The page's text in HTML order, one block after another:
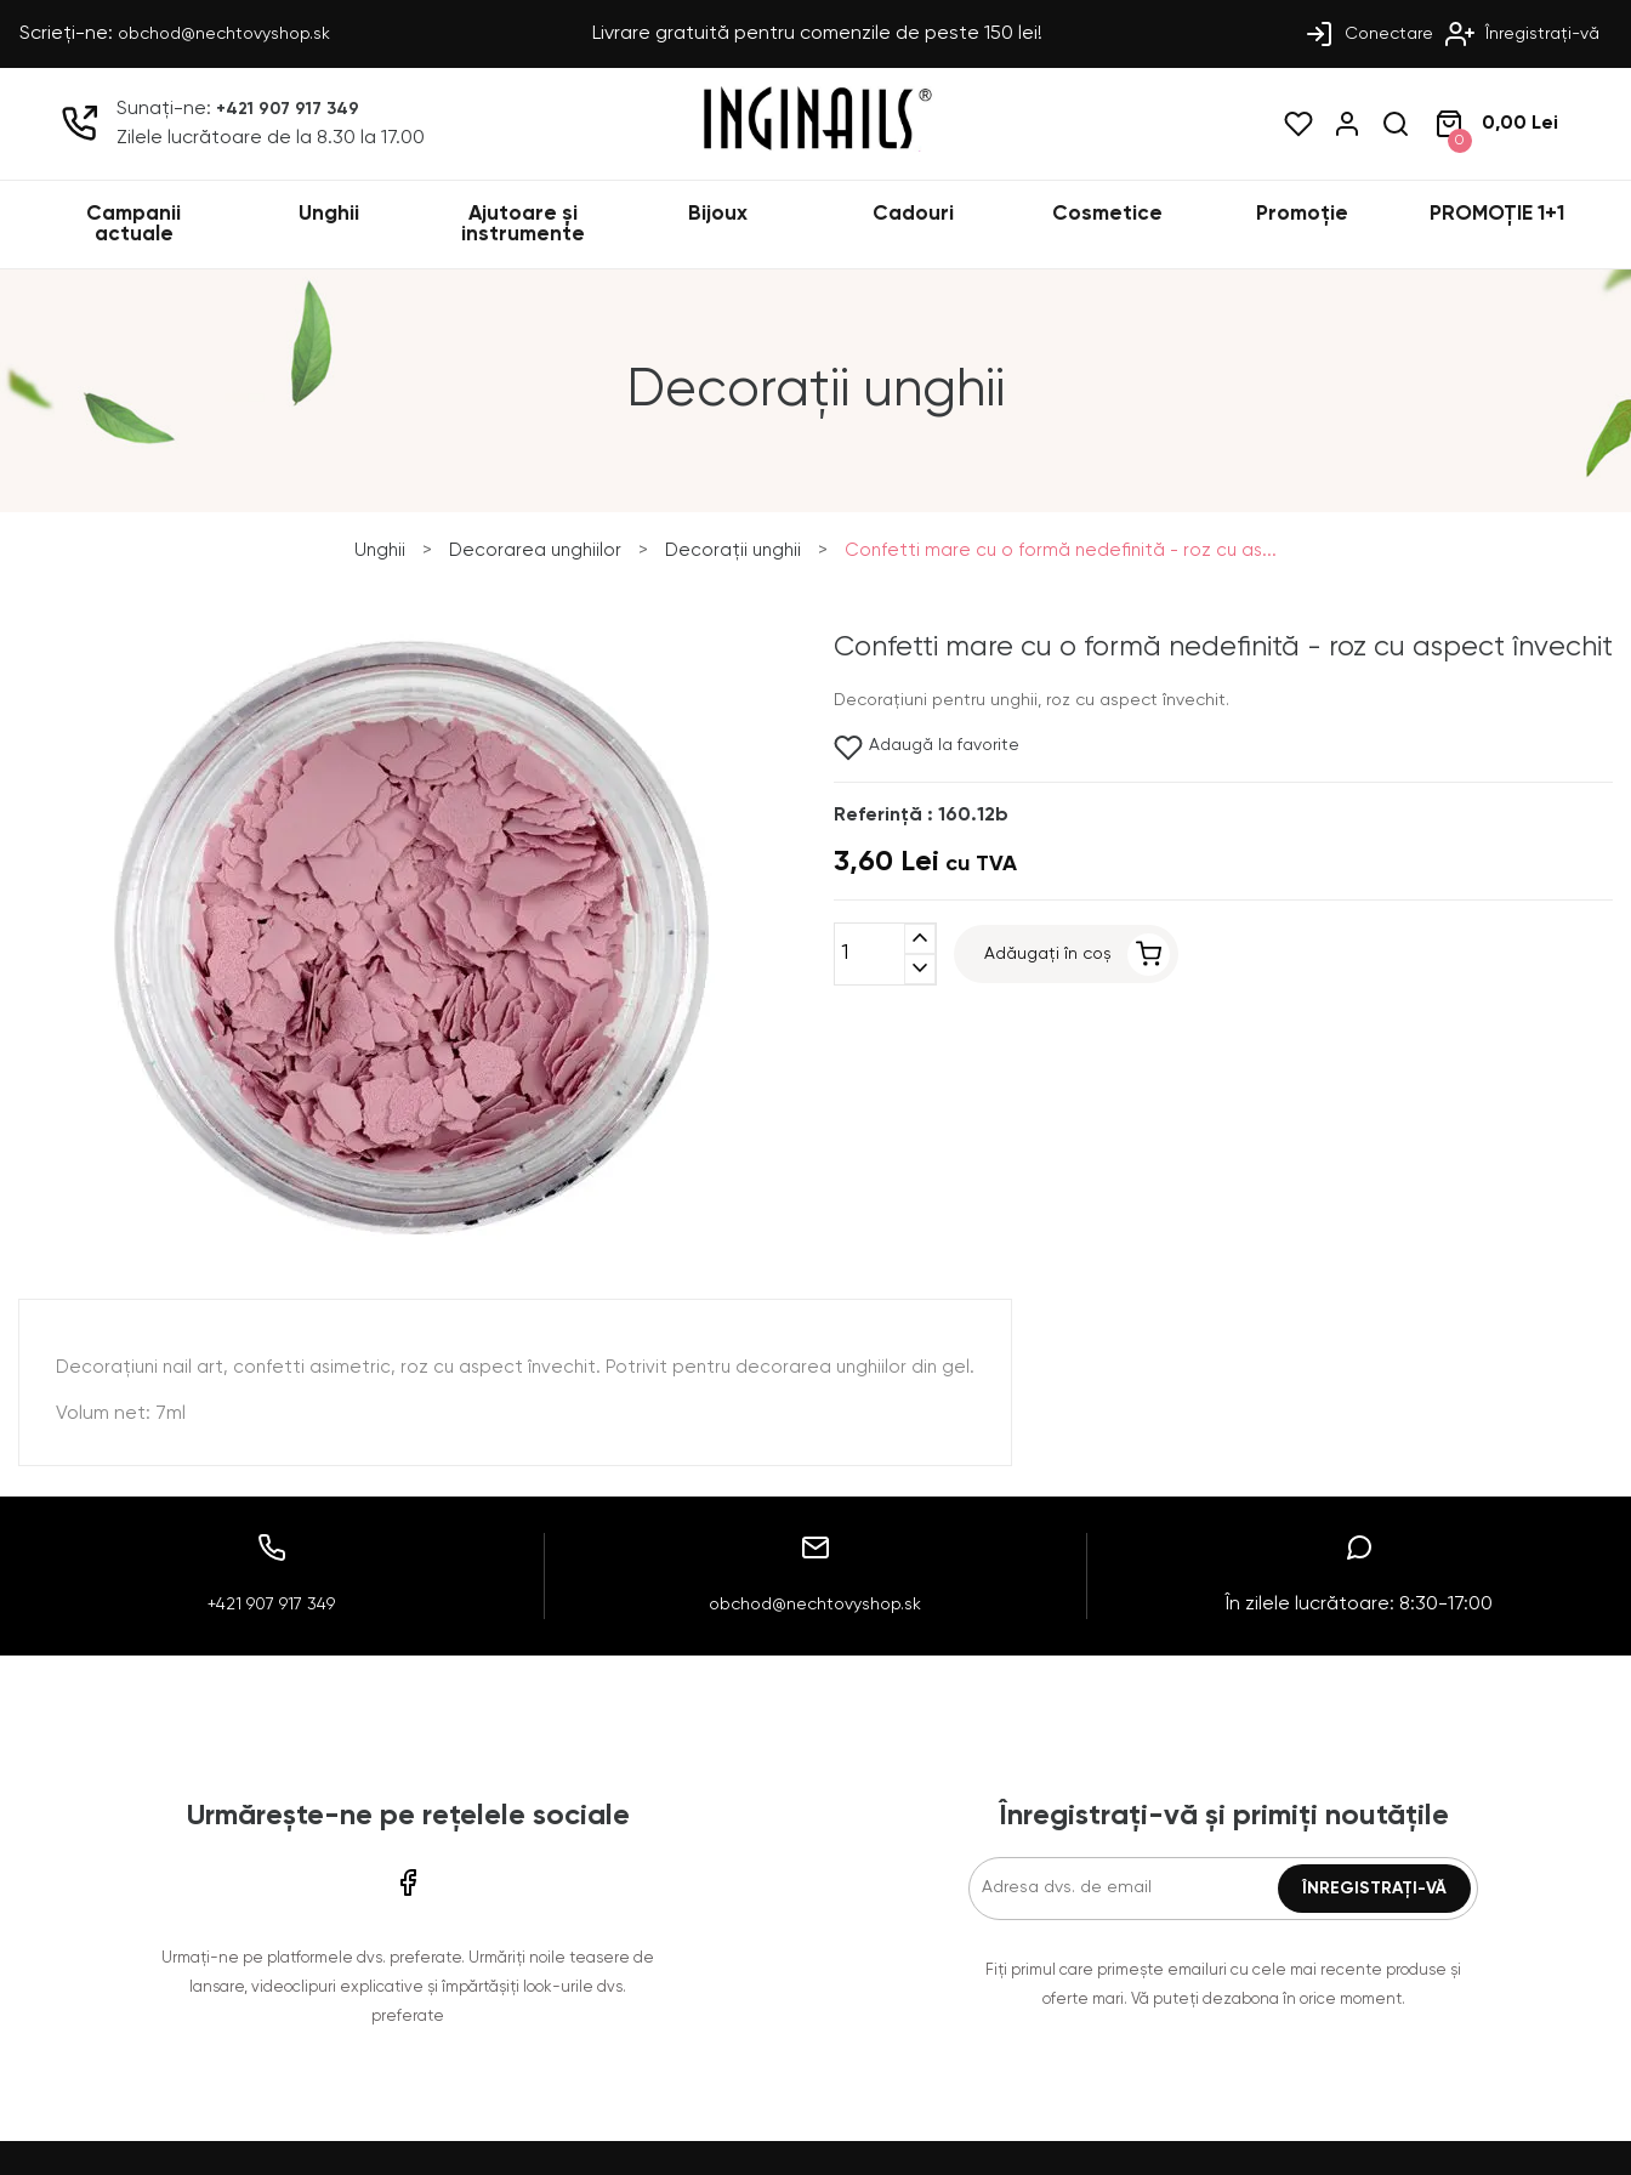
Scrieți-ne: obchod@nechtovyshop.sk Livrare gratuită pentru comenzile de peste 150 lei! Conectare Înregistrați-vă
Sunați-ne: +421 907 917 349
Zilele lucrătoare de la 8.30 la 17.00 0
0,00 Lei
Campanii
actuale
Unghii
Ajutoare și
instrumente
Bijoux Cadouri Cosmetice Promoție PROMOȚIE 1+1
Decorații unghii
Unghii > Decorarea unghiilor > Decorații unghii > Confetti mare cu o formă nedefinită - roz cu as...
Confetti mare cu o formă nedefinită - roz cu aspect învechit
Decoraţiuni pentru unghii, roz cu aspect învechit.
Adaugă la favorite
Referinţă : 160.12b
3,60 Lei cu TVA
expand_less
expand_more
Adăugați în coș
Decoraţiuni nail art, confetti asimetric, roz cu aspect învechit. Potrivit pentru decorarea unghiilor din gel.
Volum net: 7ml
+421 907 917 349 obchod@nechtovyshop.sk În zilele lucrătoare: 8:30-17:00
Urmărește-ne pe rețelele sociale
Urmați-ne pe platformele dvs. preferate. Urmăriți noile teasere de
lansare, videoclipuri explicative și împărtășiți look-urile dvs.
preferate
Înregistrați-vă și primiți noutățile
Fiți primul care primește emailuri cu cele mai recente produse și
oferte mari. Vă puteți dezabona în orice moment.